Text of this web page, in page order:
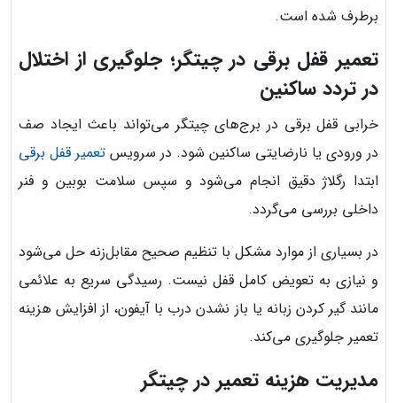
برطرف شده است.
تعمیر قفل برقی در چیتگر؛ جلوگیری از اختلال
در تردد ساکنین
خرابی قفل برقی در برج‌های چیتگر می‌تواند باعث ایجاد صف
در ورودی یا نارضایتی ساکنین شود. در سرویس تعمیر قفل برقی
ابتدا رگلاژ دقیق انجام می‌شود و سپس سلامت بوبین و فنر
داخلی بررسی می‌گردد.
در بسیاری از موارد مشکل با تنظیم صحیح مقابل‌زنه حل می‌شود
و نیازی به تعویض کامل قفل نیست. رسیدگی سریع به علائمی
مانند گیر کردن زبانه یا باز نشدن درب با آیفون، از افزایش هزینه
تعمیر جلوگیری می‌کند.
مدیریت هزینه تعمیر در چیتگر